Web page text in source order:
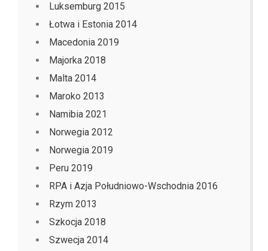
Luksemburg 2015
Łotwa i Estonia 2014
Macedonia 2019
Majorka 2018
Malta 2014
Maroko 2013
Namibia 2021
Norwegia 2012
Norwegia 2019
Peru 2019
RPA i Azja Południowo-Wschodnia 2016
Rzym 2013
Szkocja 2018
Szwecja 2014